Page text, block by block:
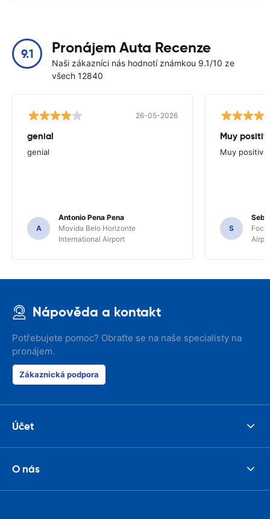
9.1 Pronájem Auta Recenze
Naši zákazníci nás hodnotí známkou 9.1/10 ze
všech 12840
26-05-2026
genial
genial
A
Antonio Pena Pena
Movida Belo Horizonte
International Airport
Muy
Muy positiva
S
Foco
Nápověda a kontakt
Potřebujete pomoc? Obraťte se na naše specialisty na
pronájem.
Zákaznická podpora
Účet
O nás